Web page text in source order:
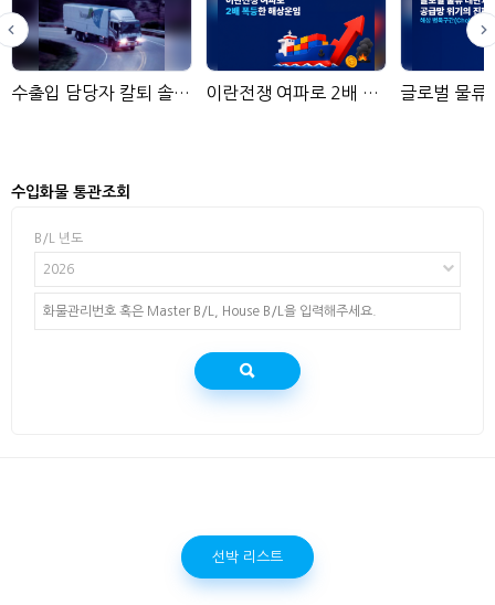
수출입 담당자 칼퇴 솔루션 용마로지스 이란전쟁 여파로 2배 폭등한 해상운임: 물류 담당자가 주목해야 할 핵심 리스크
수입화물 통관조회
B/L 년도
2026
선박 리스트